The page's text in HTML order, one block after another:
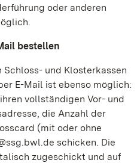
oder anderen
bestellen
und Klosterkassen
E-Mail ist ebenso möglich:
vollständigen Vor- und
die Anzahl der
(mit oder ohne
schicken. Die
zugeschickt und auf